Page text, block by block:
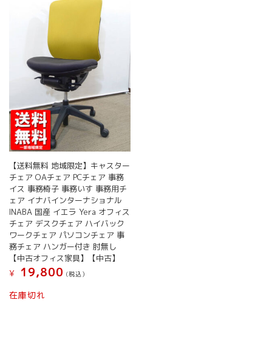
【送料無料 地域限定】キャスター
チェア OAチェア PCチェア 事務
イス 事務椅子 事務いす 事務用チ
ェア イナバインターナショナル
INABA 国産 イエラ Yera オフィス
チェア デスクチェア ハイバック
ワークチェア パソコンチェア 事
務チェア ハンガー付き 肘無し
【中古オフィス家具】【中古】
¥
19,800 (税込）
在庫切れ